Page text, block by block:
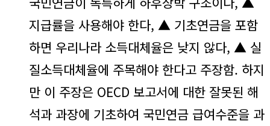
지급률을 사용해야 한다, ▲ 기초연금을 포함
하면 우리나라 소득대체율은 낮지 않다, ▲ 실
질소득대체율에 주목해야 한다고 주장함. 하지
만 이 주장은 OECD 보고서에 대한 잘못된 해
석과 과장에 기초하여 국민연금 급여수준을 과